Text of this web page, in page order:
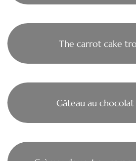
The carrot cake
Gâteau au chocolat